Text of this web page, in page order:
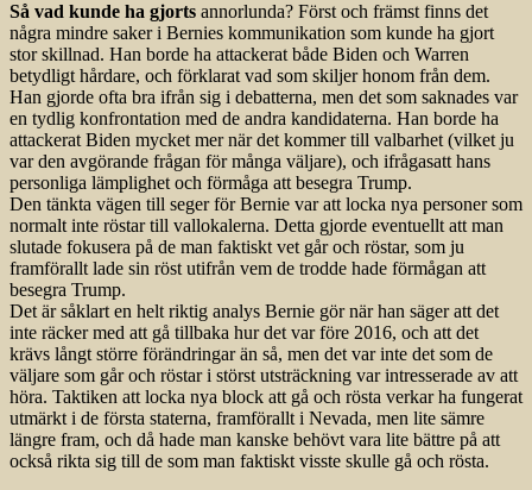
Så vad kunde ha gjorts annorlunda? Först och främst finns det
några mindre saker i Bernies kommunikation som kunde ha gjort
stor skillnad. Han borde ha attackerat både Biden och Warren
betydligt hårdare, och förklarat vad som skiljer honom från dem.
Han gjorde ofta bra ifrån sig i debatterna, men det som saknades var
en tydlig konfrontation med de andra kandidaterna. Han borde ha
attackerat Biden mycket mer när det kommer till valbarhet (vilket ju
var den avgörande frågan för många väljare), och ifrågasatt hans
personliga lämplighet och förmåga att besegra Trump.
Den tänkta vägen till seger för Bernie var att locka nya personer som
normalt inte röstar till vallokalerna. Detta gjorde eventuellt att man
slutade fokusera på de man faktiskt vet går och röstar, som ju
framförallt lade sin röst utifrån vem de trodde hade förmågan att
besegra Trump.
Det är såklart en helt riktig analys Bernie gör när han säger att det
inte räcker med att gå tillbaka hur det var före 2016, och att det
krävs långt större förändringar än så, men det var inte det som de
väljare som går och röstar i störst utsträckning var intresserade av att
höra. Taktiken att locka nya block att gå och rösta verkar ha fungerat
utmärkt i de första staterna, framförallt i Nevada, men lite sämre
längre fram, och då hade man kanske behövt vara lite bättre på att
också rikta sig till de som man faktiskt visste skulle gå och rösta.